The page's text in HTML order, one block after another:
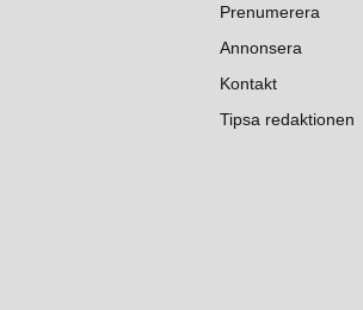
Prenumerera
Annonsera
Kontakt
Tipsa redaktionen